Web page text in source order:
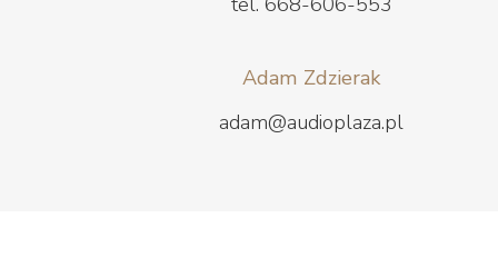
Adam Zdzierak
adam@audioplaza.pl